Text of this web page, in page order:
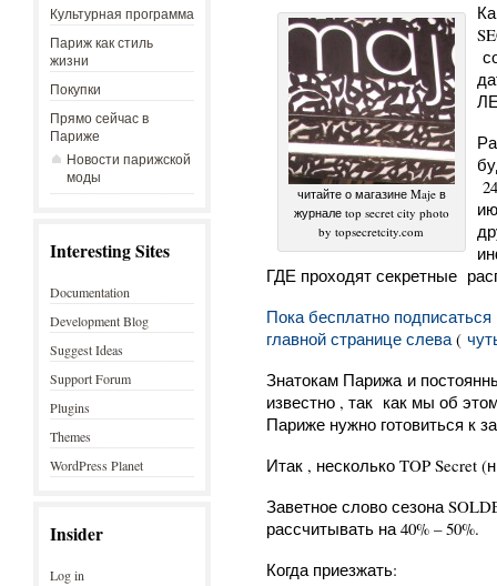
Культурная программа
Париж как стиль
жизни
Покупки
Прямо сейчас в
Париже
Новости парижской
моды
Interesting Sites
Documentation
Development Blog
Suggest Ideas
Support Forum
Plugins
Themes
WordPress Planet
Insider
Log in
читайте о магазине Maje в
журнале top secret city photo
by topsecretcity.com
ГДЕ проходят секретные
Пока бесплатно
главной странице слева(
Знатокам Парижа и
известно , так как мы об
Париже нужно готовиться к
Итак , несколько TOP Secret
Заветное слово сезона
рассчитывать на 40% – 50%.
Когда приезжать: